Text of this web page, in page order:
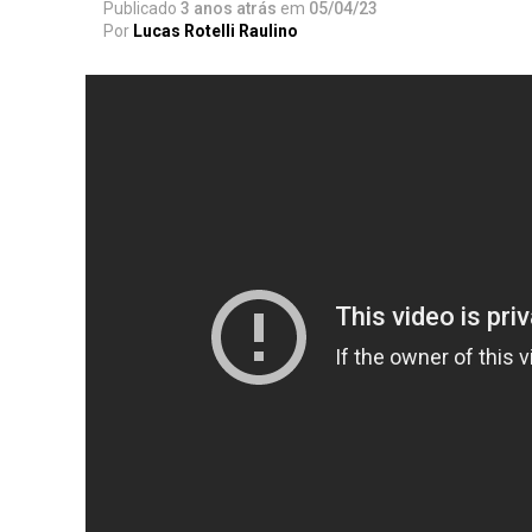
Publicado 3 anos atrás em 05/04/23
Por Lucas Rotelli Raulino